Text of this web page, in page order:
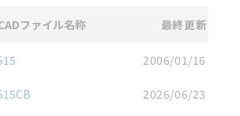
ファイル名称 最終更新
択
2006/01/16
択
2026/06/23